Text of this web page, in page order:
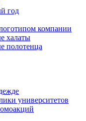
год
компании
халаты
полотенца
университетов